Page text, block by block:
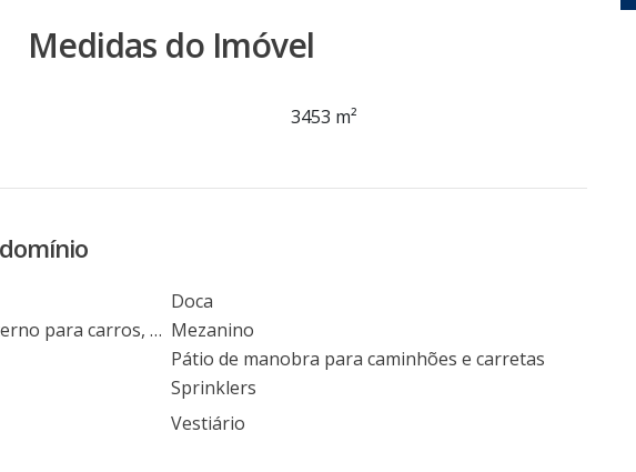
Medidas do Imóvel
3453 m²
Doca
Estacionamento externo e interno para carros, caminhões, carretas e ônibus Mezanino
Pátio de manobra para caminhões e carretas
Sprinklers
Vestiário